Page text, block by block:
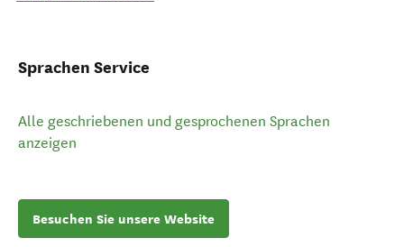
Sprachen Service
Alle geschriebenen und gesprochenen Sprachen
anzeigen
Besuchen Sie unsere Website